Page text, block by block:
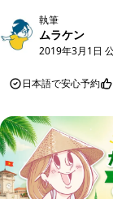
執筆
ムラケン
2019年3月1日
日本語で安心予約